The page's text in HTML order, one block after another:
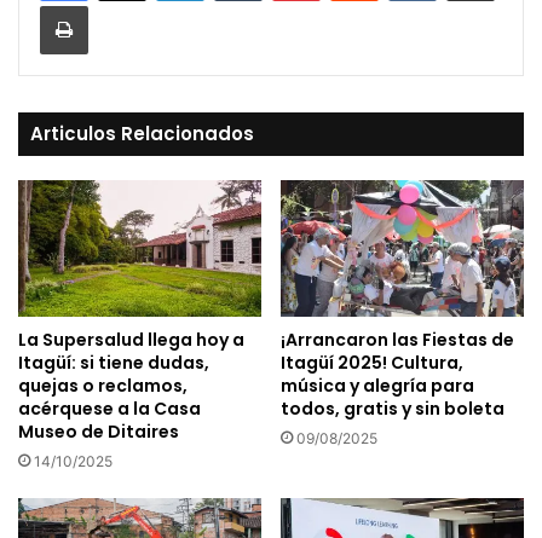
Print
Articulos Relacionados
La Supersalud llega hoy a
Itagüí: si tiene dudas,
quejas o reclamos,
acérquese a la Casa
Museo de Ditaires
14/10/2025
¡Arrancaron las Fiestas de
Itagüí 2025! Cultura,
música y alegría para
todos, gratis y sin boleta
09/08/2025